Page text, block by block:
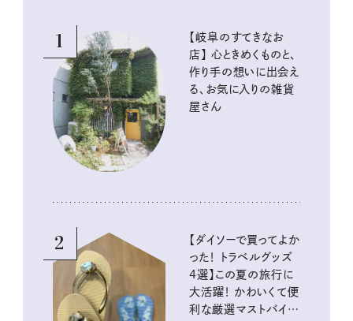
1
【岐阜のすてきなお
店】 心ときめくものと、
作り手の想いに出会え
る、お気に入りの雑貨
屋さん
2
【ダイソーで買ってよか
った！ トラベルグッズ
4選】この夏の旅行に
大活躍！ かわいくて便
利な厳選マストバイア